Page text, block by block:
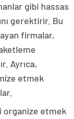
gibi hassas
gerektirir. Bu
firmalar,
Ayrıca,
etmek
organize etmek